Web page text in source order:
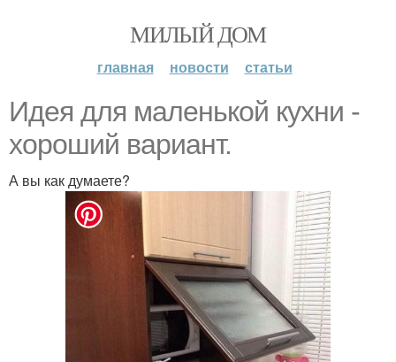
МИЛЫЙ ДОМ
главная новости статьи
Идея для маленькой кухни -
хороший вариант.
А вы как думаете?